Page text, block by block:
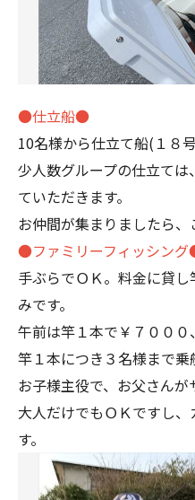
●仕立船●
10名様から仕立て船(１８
少人数グループの仕立て
ていただきます。
お仲間が集まりましたら、
●ファミリーフィッシン
手ぶらでＯＫ。料金に貸
みです。
午前は竿１本で￥７０００
竿１本につき３名様まで乗
お子様主役で、お父さんが
大人だけでもＯＫですし
す。